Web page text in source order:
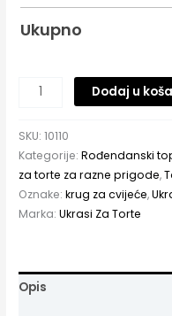
Ukupno
Dodaj u
SKU:10110
Kategorije:Rođendanski
za torte za razne prigode,
Oznake:krug za cvijeće,
Marka:Ukrasi Za Torte
Opis